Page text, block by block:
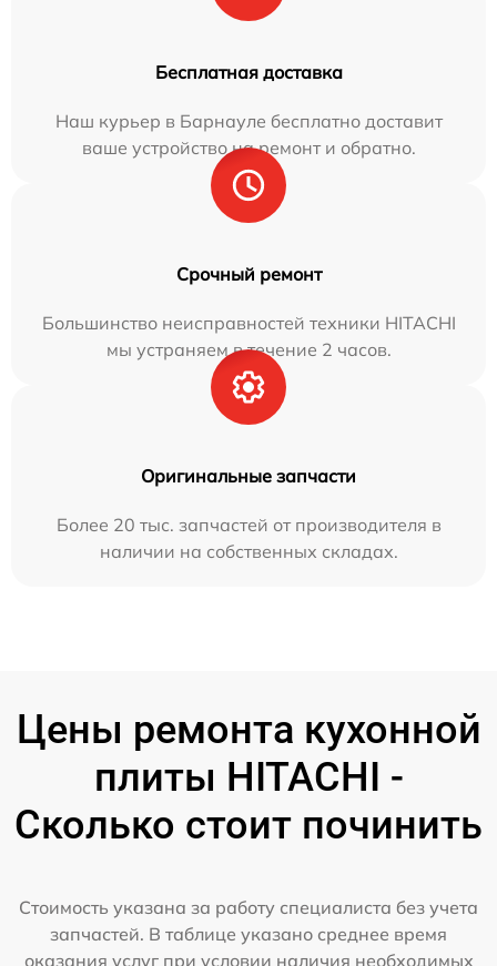
Бесплатная доставка
Наш курьер в Барнауле бесплатно доставит
ваше устройство на ремонт и обратно.
Срочный ремонт
Большинство неисправностей техники HITACHI
мы устраняем в течение 2 часов.
Оригинальные запчасти
Более 20 тыс. запчастей от производителя в
наличии на собственных складах.
Цены ремонта кухонной
плиты HITACHI -
Сколько стоит починить
Стоимость указана за работу специалиста без учета
запчастей. В таблице указано среднее время
оказания услуг при условии наличия необходимых